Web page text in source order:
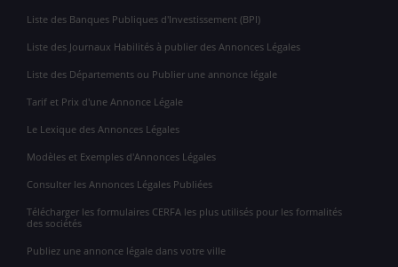
Liste des Banques Publiques d'Investissement (BPI)
Liste des Journaux Habilités à publier des Annonces Légales
Liste des Départements ou Publier une annonce légale
Tarif et Prix d'une Annonce Légale
Le Lexique des Annonces Légales
Modèles et Exemples d'Annonces Légales
Consulter les Annonces Légales Publiées
Télécharger les formulaires CERFA les plus utilisés pour les formalités
des sociétés
Publiez une annonce légale dans votre ville